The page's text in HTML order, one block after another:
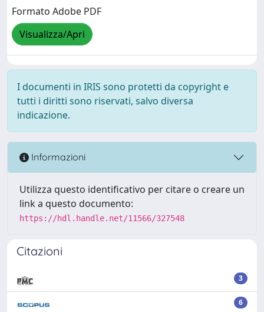
Formato Adobe PDF
Visualizza/Apri
I documenti in IRIS sono protetti da copyright e
tutti i diritti sono riservati, salvo diversa
indicazione.
Informazioni
Utilizza questo identificativo per citare o creare un
link a questo documento:
https://hdl.handle.net/11566/327548
Citazioni
3
6